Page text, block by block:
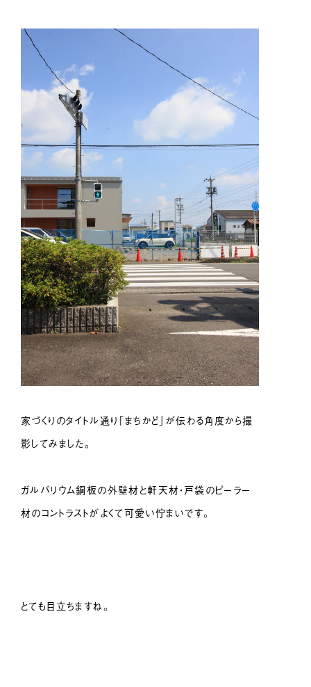
家づくりのタイトル通り「まちかど」が伝わる角度から撮
影してみました。
ガルバリウム鋼板の外壁材と軒天材・戸袋のピーラー
材のコントラストがよくて可愛い佇まいです。
とても目立ちますね。